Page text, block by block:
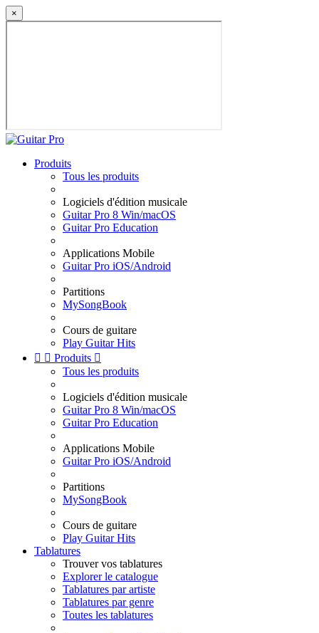
×
Produits
Tous les produits
Logiciels d'édition musicale
Guitar Pro 8 Win/macOS
Guitar Pro Education
Applications Mobile
Guitar Pro iOS/Android
Partitions
MySongBook
Cours de guitare
Play Guitar Hits
  Produits 
Tous les produits
Logiciels d'édition musicale
Guitar Pro 8 Win/macOS
Guitar Pro Education
Applications Mobile
Guitar Pro iOS/Android
Partitions
MySongBook
Cours de guitare
Play Guitar Hits
Tablatures
Trouver vos tablatures
Explorer le catalogue
Tablatures par artiste
Tablatures par genre
Toutes les tablatures